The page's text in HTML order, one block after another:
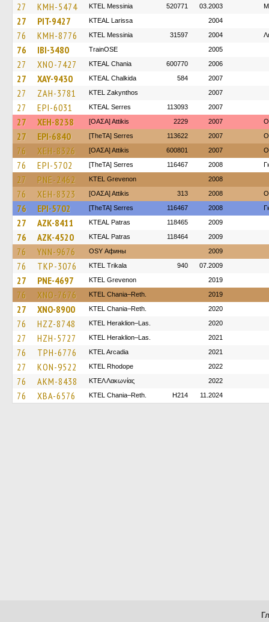
27 KMH-5474 KTEL Messinia 520771 03.2003
27 PIT-9427 KTEAL Larissa 2004
76 KMH-8776 KTEL Messinia 31597 2004
76 IBI-3480 TrainΟSE 2005
27 XNO-7427 KTEAL Chania 600770 2006
27 XAY-9430 KTEAL Chalkida 584 2007
27 ZAH-3781 KTEL Zakynthos 2007
27 EPI-6031 KTEAL Serres 113093 2007
27 XEH-8238 [ΟΑΣΑ] Αttikis 2229 2007
27 EPI-6840 [TheTA] Serres 113622 2007
76 XEH-8326 [ΟΑΣΑ] Αttikis 600801 2007
76 EPI-5702 [TheTA] Serres 116467 2008
27 PNE-2462 ΚΤΕL Grevenon 2008
76 XEH-8323 [ΟΑΣΑ] Αttikis 313 2008
76 EPI-5702 [TheTA] Serres 116467 2008
27 AZK-8411 KTEAL Patras 118465 2009
76 AZK-4520 KTEAL Patras 118464 2009
76 YNN-9676 OSY Афины 2009
76 TKP-3076 ΚΤΕL Τrikala 940 07.2009
27 PNE-4697 ΚΤΕL Grevenon 2019
76 XNO-7676 KTEL Chania–Reth. 2019
27 XNO-8900 KTEL Chania–Reth. 2020
76 HZZ-8748 KTEL Heraklion–Las. 2020
27 HZH-5727 KTEL Heraklion–Las. 2021
76 TPH-6776 KTEL Arcadia 2021
27 KON-9522 KTEL Rhodope 2022
76 AKM-8438 ΚΤΕΛ Λακωνίας 2022
76 XBA-6576 KTEL Chania–Reth. H214 11.2024